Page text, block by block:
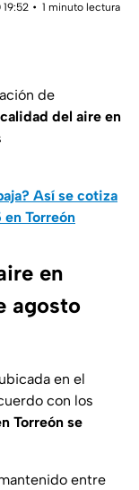
19:52
1 minuto lectura
de
calidad del aire en
Así se cotiza
en Torreón
en
agosto
en el
con los
Torreón se
entre